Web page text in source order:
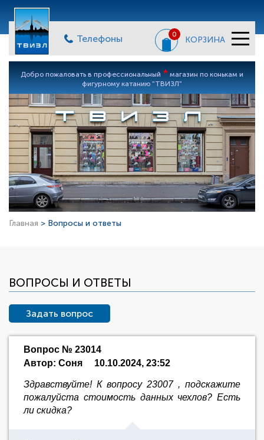
Телефоны 0
КОРЗИНА
Добро пожаловать в профессиональный * магазин по конькам и
фигурному катанию "ТВИЗЛ"
Главная > Вопросы и ответы
ВОПРОСЫ И ОТВЕТЫ
Задать вопрос
Вопрос № 23014
Автор: Соня
10.10.2024, 23:52
Здравствуйте! К вопросу 23007 , подскажите
пожалуйста стоимость данных чехлов? Есть
ли скидка?